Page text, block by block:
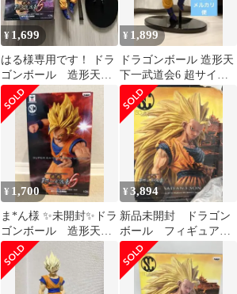
¥ 1,699
はる様専用です！ ドラ
ゴンボール 造形天下
一武道会6 超サイヤ人3
孫悟空
¥ 1,899
ドラゴンボール 造形天
下一武道会6 超サイヤ
人3 孫悟空
¥ 1,700
ま*ん様 ✨未開封✨ドラ
ゴンボール 造形天下
一武道会 スーパーサイ
ヤ人2孫悟空
¥3,894
新品未開封 ドラゴン
ボール フィギュア
造形天下一武道会超サ
イヤ人3 孫悟空